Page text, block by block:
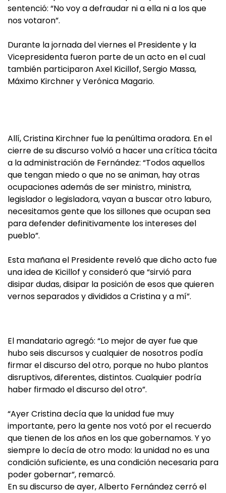
sentenció: “No voy a defraudar ni a ella ni a los que
nos votaron”.
Durante la jornada del viernes el Presidente y la
Vicepresidenta fueron parte de un acto en el cual
también participaron Axel Kicillof, Sergio Massa,
Máximo Kirchner y Verónica Magario.
Allí, Cristina Kirchner fue la penúltima oradora. En el
cierre de su discurso volvió a hacer una crítica tácita
a la administración de Fernández: “Todos aquellos
que tengan miedo o que no se animan, hay otras
ocupaciones además de ser ministro, ministra,
legislador o legisladora, vayan a buscar otro laburo,
necesitamos gente que los sillones que ocupan sea
para defender definitivamente los intereses del
pueblo”.
Esta mañana el Presidente reveló que dicho acto fue
una idea de Kicillof y consideró que “sirvió para
disipar dudas, disipar la posición de esos que quieren
vernos separados y divididos a Cristina y a mí”.
El mandatario agregó: “Lo mejor de ayer fue que
hubo seis discursos y cualquier de nosotros podía
firmar el discurso del otro, porque no hubo plantos
disruptivos, diferentes, distintos. Cualquier podría
haber firmado el discurso del otro”.
“Ayer Cristina decía que la unidad fue muy
importante, pero la gente nos votó por el recuerdo
que tienen de los años en los que gobernamos. Y yo
siempre lo decía de otro modo: la unidad no es una
condición suficiente, es una condición necesaria para
poder gobernar”, remarcó.
En su discurso de ayer, Alberto Fernández cerró el